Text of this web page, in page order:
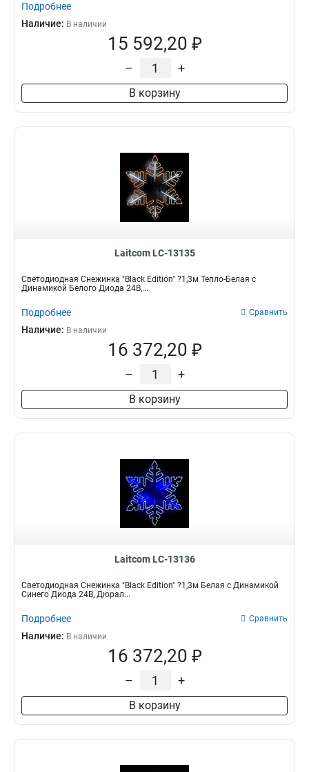
Подробнее
Наличие: В наличии
15 592,20 ₽
– +
В корзину
Laitcom LC-13135
Светодиодная Снежинка "Black Edition" ?1,3м Тепло-Белая с
Динамикой Белого Диода 24В,...
Подробнее Сравнить
Наличие: В наличии
16 372,20 ₽
– +
В корзину
Laitcom LC-13136
Светодиодная Снежинка "Black Edition" ?1,3м Белая с Динамикой
Синего Диода 24В, Дюрал...
Подробнее Сравнить
Наличие: В наличии
16 372,20 ₽
– +
В корзину